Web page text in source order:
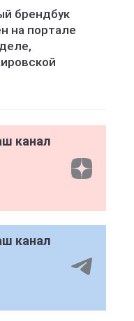
брендбук
на портале
канал
канал